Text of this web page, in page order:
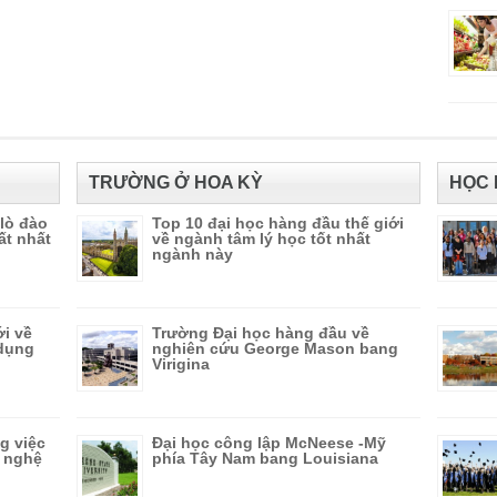
đào
nhất
về
việc
nghệ
TRƯỜNG Ở HOA KỲ
Top 10 đại học hàng đầu thế giới
về ngành tâm lý học tốt nhất
ngành này
Trường Đại học hàng đầu về
nghiên cứu George Mason bang
Virigina
Đại học công lập McNeese -Mỹ
phía Tây Nam bang Louisiana
HỌC